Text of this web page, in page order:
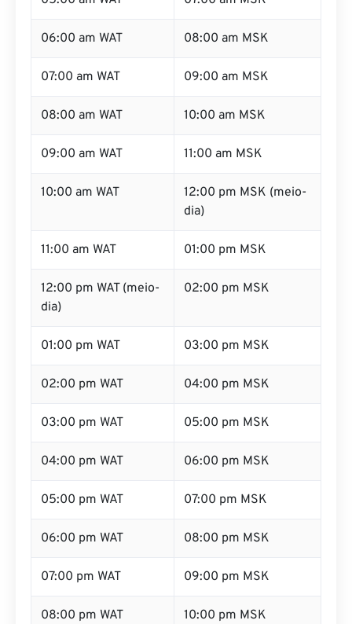
06:00 am WAT 08:00 am MSK
07:00 am WAT 09:00 am MSK
08:00 am WAT 10:00 am MSK
09:00 am WAT 11:00 am MSK
10:00 am WAT
12:00 pm MSK (meio-
dia)
11:00 am WAT 01:00 pm MSK
12:00 pm WAT (meio-
dia)
02:00 pm MSK
01:00 pm WAT 03:00 pm MSK
02:00 pm WAT 04:00 pm MSK
03:00 pm WAT 05:00 pm MSK
04:00 pm WAT 06:00 pm MSK
05:00 pm WAT 07:00 pm MSK
06:00 pm WAT 08:00 pm MSK
07:00 pm WAT 09:00 pm MSK
08:00 pm WAT 10:00 pm MSK